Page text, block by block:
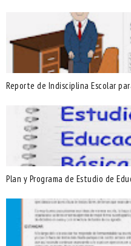
Reporte de Indisciplina Escolar
Plan y Programa de Estudio de